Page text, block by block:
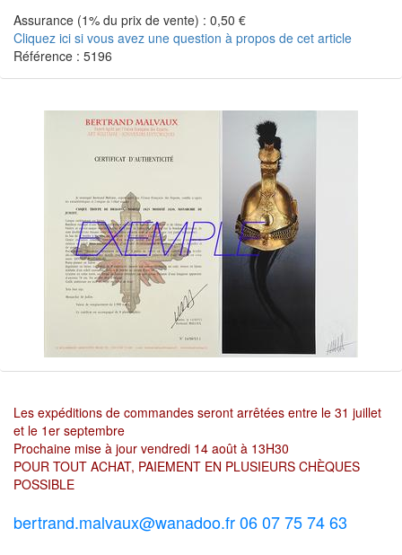
Assurance (1% du prix de vente) : 0,50 €
Cliquez ici si vous avez une question à propos de cet article
Référence : 5196
Les expéditions de commandes seront arrêtées entre le 31 juillet
et le 1er septembre
Prochaine mise à jour vendredi 14 août à 13H30
POUR TOUT ACHAT, PAIEMENT EN PLUSIEURS CHÈQUES
POSSIBLE
bertrand.malvaux@wanadoo.fr 06 07 75 74 63